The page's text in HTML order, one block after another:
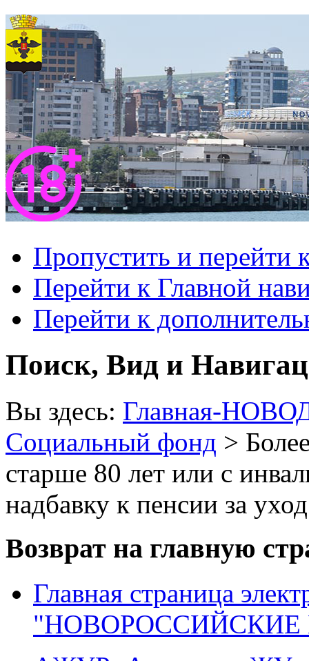
Пропустить и перейти
Перейти к Главной
Перейти к
Поиск, Вид и
Вы здесь: Главная-
Социальный фонд >
старше 80 лет или с
надбавку к пенсии за уход
Возврат на главную
Главная страница
"НОВОРОССИЙСКИЕ